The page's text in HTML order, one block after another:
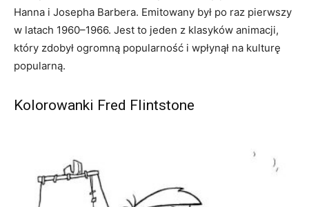
Hanna i Josepha Barbera. Emitowany był po raz pierwszy
w latach 1960–1966. Jest to jeden z klasyków animacji,
który zdobył ogromną popularność i wpłynął na kulturę
popularną.
Kolorowanki Fred Flintstone